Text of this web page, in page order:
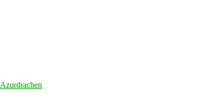
Azurdrachen